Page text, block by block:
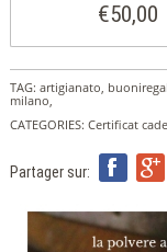
€50,00
TAG: artigianato,
milano,
CATEGORIES: Certificat
Partager sur: